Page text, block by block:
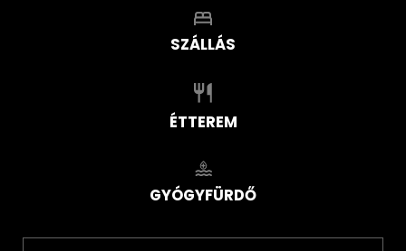
SZÁLLÁS
ÉTTEREM
GYÓGYFÜRDŐ